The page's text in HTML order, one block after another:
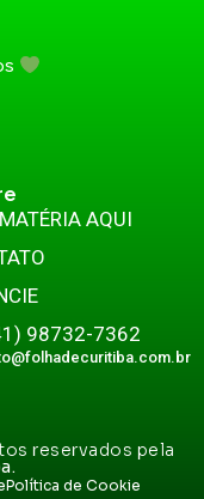
AQUI
98732-7362
reservados pela
Política de Cookie